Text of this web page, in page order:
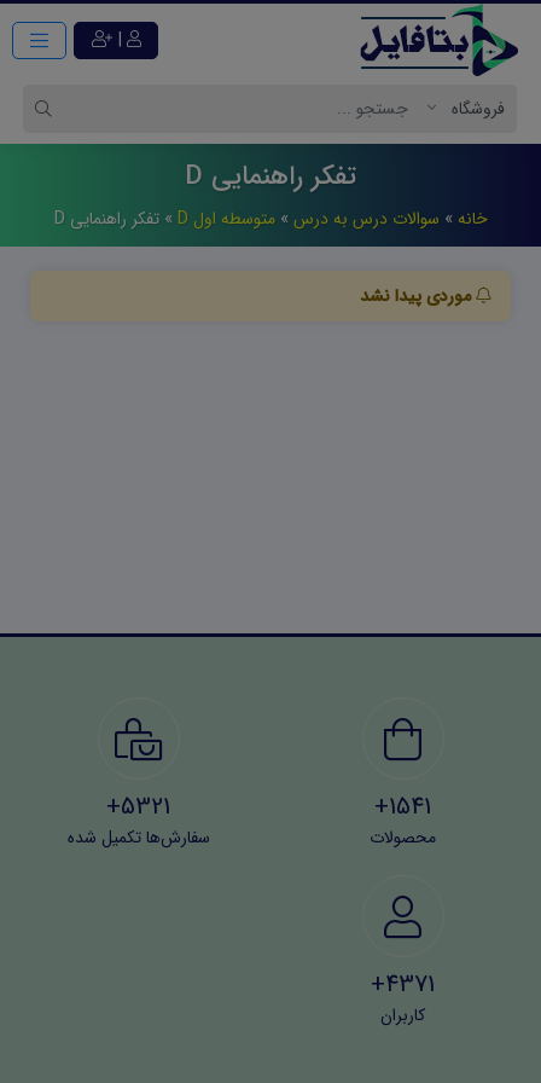
|
تفکر راهنمایی D
خانه » سوالات درس به درس »متوسطه اول D »تفکر راهنمایی D
موردی پیدا نشد
1541+
محصولات
5321+
سفارش‌ها تکمیل شده
4371+
کاربران